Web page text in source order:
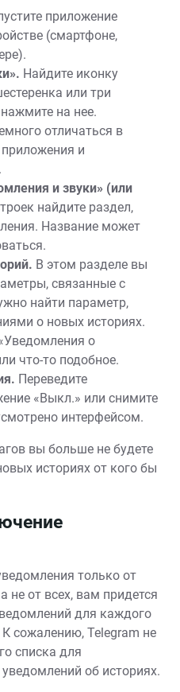
приложение
(смартфоне,
Найдите иконку
или три
на нее.
отличаться в
и
и звуки» (или
найдите раздел,
Название может
В этом разделе вы
связанные с
найти параметр,
о новых историях.
о
что-то подобное.
Переведите
«Выкл.» или снимите
интерфейсом.
вы больше не будете
историях от кого бы
только от
не от всех, вам придется
для каждого
сожалению, Telegram не
списка для
об историях.